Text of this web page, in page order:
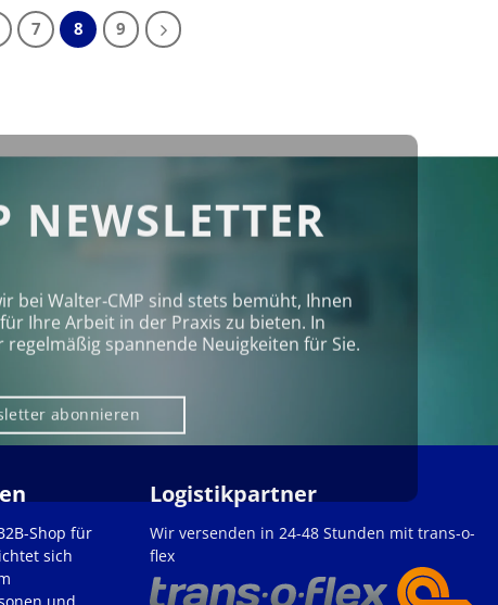
7 8 9
NEWSLETTER
bei Walter‑CMP sind stets bemüht, Ihnen
Ihre Arbeit in der Praxis zu bieten. In
spannende Neuigkeiten für Sie.
abonnieren
Shop für
sich
Logistikpartner
Wir versenden in 24-48 Stunden mit trans-o-
flex